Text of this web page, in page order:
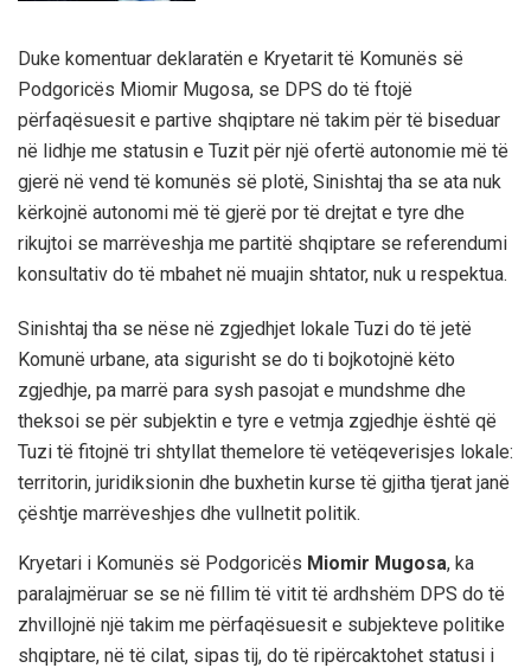
Duke komentuar deklaratën e Kryetarit të Komunës së
Podgoricës Miomir Mugosa, se DPS do të ftojë
përfaqësuesit e partive shqiptare në takim për të biseduar
në lidhje me statusin e Tuzit për një ofertë autonomie më të
gjerë në vend të komunës së plotë, Sinishtaj tha se ata nuk
kërkojnë autonomi më të gjerë por të drejtat e tyre dhe
rikujtoi se marrëveshja me partitë shqiptare se referendumi
konsultativ do të mbahet në muajin shtator, nuk u respektua.
Sinishtaj tha se nëse në zgjedhjet lokale Tuzi do të jetë
Komunë urbane, ata sigurisht se do ti bojkotojnë këto
zgjedhje, pa marrë para sysh pasojat e mundshme dhe
theksoi se për subjektin e tyre e vetmja zgjedhje është që
Tuzi të fitojnë tri shtyllat themelore të vetëqeverisjes lokale:
territorin, juridiksionin dhe buxhetin kurse të gjitha tjerat janë
çështje marrëveshjes dhe vullnetit politik.
Kryetari i Komunës së Podgoricës Miomir Mugosa, ka
paralajmëruar se se në fillim të vitit të ardhshëm DPS do të
zhvillojnë një takim me përfaqësuesit e subjekteve politike
shqiptare, në të cilat, sipas tij, do të ripërcaktohet statusi i